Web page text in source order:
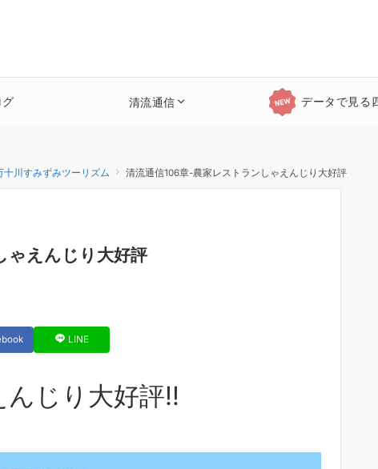
グ 清流通信 データで見る
十川すみずみツーリズム 清流通信106章-農家レストランしゃえんじり大好評
ゃえんじり大好評
LINE
じり大好評!!